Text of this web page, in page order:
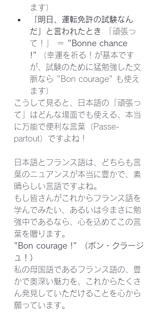
ます）
「明日、運転免許の試験なん
だ」と言われたとき
「頑張っ
て！」 ＝ "Bonne chance
!"
（幸運を祈る！が基本です
が、試験のために猛勉強した文
脈なら "Bon courage" も使え
ます）
こうして見ると、日本語の「頑張っ
て」はどんな場面でも使える、本当
に万能で便利な言葉（Passe-
partout）ですよね！
日本語とフランス語は、どちらも言
葉のニュアンスが本当に豊かで、素
晴らしい言語ですよね。
もし皆さんがこれからフランス語を
学んでみたい、あるいは今まさに勉
強中であるなら、心を込めてこの言
葉を贈ります。
"Bon courage !" （ボン・クラージ
ュ！）
私の母国語であるフランス語の、豊
かで奥深い魅力を、これからたくさ
ん発見していただけることを心から
願っています。